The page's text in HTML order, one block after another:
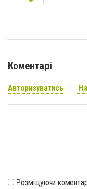
Коментарі
Авторизуватись
Розміщуючи